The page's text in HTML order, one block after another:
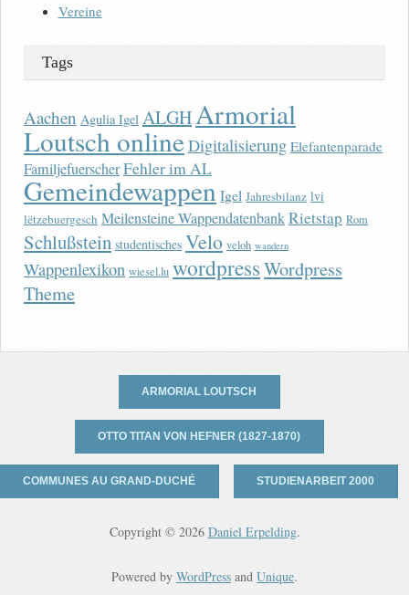
Vereine
Tags
Aachen Agulia Igel ALGHArmorial
Loutsch onlineDigitalisierung Elefantenparade
FamiljefuerscherFehler im AL
Gemeindewappen Igel Jahresbilanz lvi
lëtzebuergesch Meilensteine WappendatenbankRietstap Rom
Schlußstein studentisches Velo veloh wandern
Wappenlexikon wiesel.lu wordpressWordpress
Theme
ARMORIAL LOUTSCH
OTTO TITAN VON HEFNER (1827-1870)
COMMUNES AU GRAND-DUCHÉ STUDIENARBEIT 2000
Copyright © 2026 Daniel Erpelding.
Powered by WordPress and Unique.